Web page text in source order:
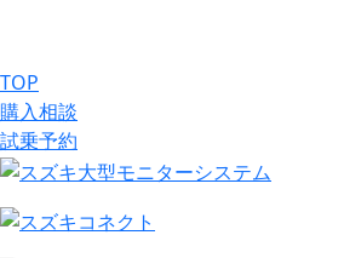
TOP
購入相談
試乗予約